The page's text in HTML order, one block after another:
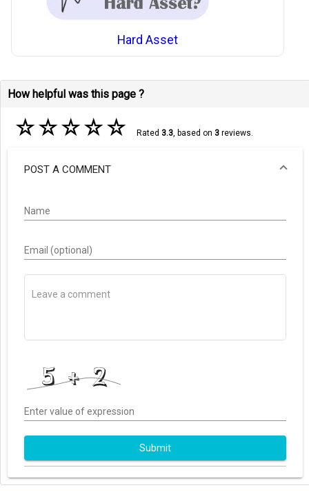
Hard Asset
How helpful was this page ?
☆☆☆☆☆ Rated 3.3, based on 3reviews.
POST A COMMENT
Name
Email (optional)
Enter value of expression
Submit